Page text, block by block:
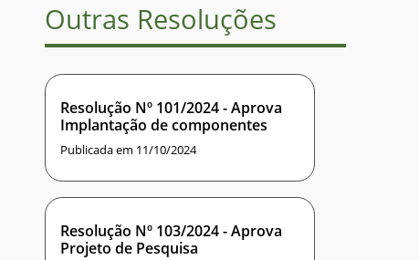
Outras Resoluções
Resolução Nº 101/2024 - Aprova
Implantação de componentes
Publicada em 11/10/2024
Resolução Nº 103/2024 - Aprova
Projeto de Pesquisa